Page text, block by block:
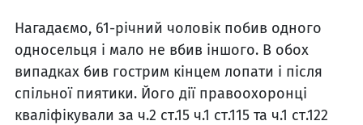
Нагадаємо, 61-річний чоловік побив одного
односельця і мало не вбив іншого. В обох
випадках бив гострим кінцем лопати і після
спільної пиятики. Його дії правоохоронці
кваліфікували за ч.2 ст.15 ч.1 ст.115 та ч.1 ст.122